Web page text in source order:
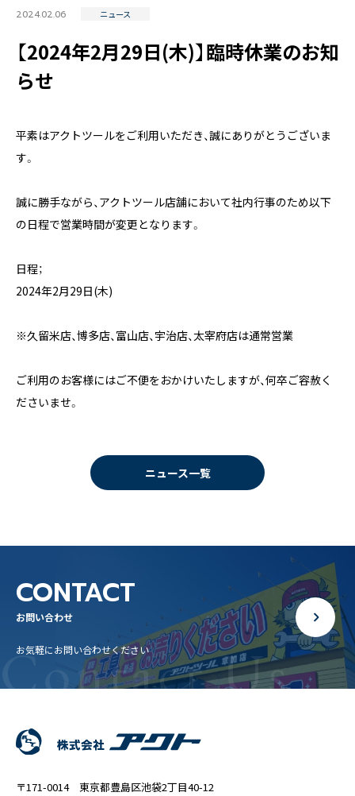
2024.02.06 ニュース
【2024年2月29日(木)】臨時休業のお知
らせ
平素はアクトツールをご利用いただき、誠にありがとうございま
す。
誠に勝手ながら、アクトツール店舗において社内行事のため以下
の日程で営業時間が変更となります。
日程；
2024年2月29日(木)
※久留米店、博多店、富山店、宇治店、太宰府店は通常営業
ご利用のお客様にはご不便をおかけいたしますが、何卒ご容赦く
ださいませ。
ニュース一覧
Contact Us
CONTACT
お問い合わせ
お気軽にお問い合わせください
〒171-0014 東京都豊島区池袋2丁目40-12
西池袋第一生命ビルディング5階
TEL：03-6914-3443